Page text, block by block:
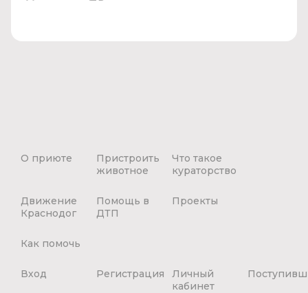
О приюте
Пристроить
животное
Что такое
кураторство
Движение
Краснодог
Помощь в
ДТП
Проекты
Как помочь
Вход Регистрация
Личный
кабинет